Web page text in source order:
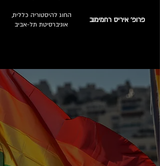
החוג להיסטוריה כללית,
אוניברסיטת תל-אביב
פרופ' איריס רחמימוב